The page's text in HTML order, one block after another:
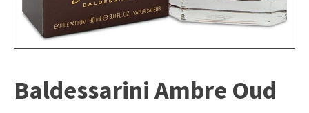
Baldessarini Ambre Oud